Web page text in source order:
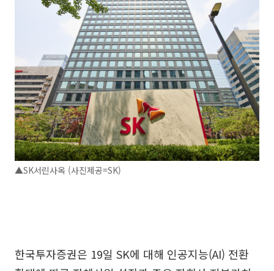
▲SK서린사옥 (사진제공=SK)
한국투자증권은 19일 SK에 대해 인공지능(AI) 전환